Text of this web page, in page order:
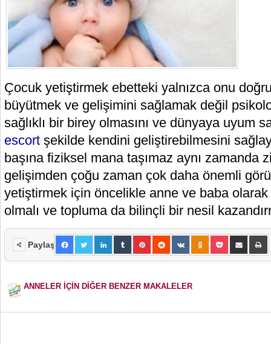
Çocuk yetiştirmek ebetteki yalnızca onu
büyütmek ve gelişimini sağlamak değil
sağlıklı bir birey olmasını ve dünyaya uyum
escort şekilde kendini geliştirebilmesini
başına fiziksel mana taşımaz aynı zamanda
gelişimden çoğu zaman çok daha önemli
yetiştirmek için öncelikle anne ve baba
olmalı ve topluma da bilinçli bir nesil
Paylaş
ANNELER İÇİN DİĞER BENZER MAKALELER